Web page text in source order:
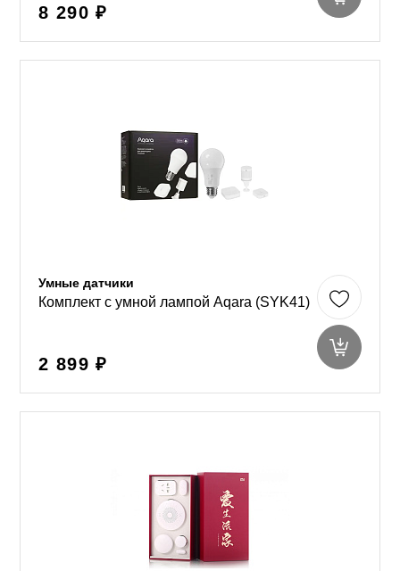
8 290 ₽
Умные датчики
Комплект с умной лампой Aqara (SYK41)
2 899 ₽